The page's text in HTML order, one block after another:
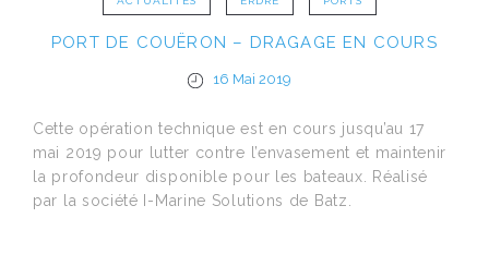
PORT DE COUËRON – DRAGAGE EN COURS
16 Mai 2019
Cette opération technique est en cours jusqu’au 17
mai 2019 pour lutter contre l’envasement et maintenir
la profondeur disponible pour les bateaux. Réalisé
par la société I-Marine Solutions de Batz.